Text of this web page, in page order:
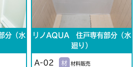
分（水
リノAQUA 住戸専有部分（水
廻り）
A-02 材 材料販売